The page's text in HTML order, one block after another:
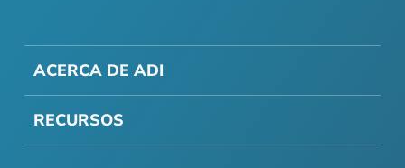
ACERCA DE ADI
RECURSOS